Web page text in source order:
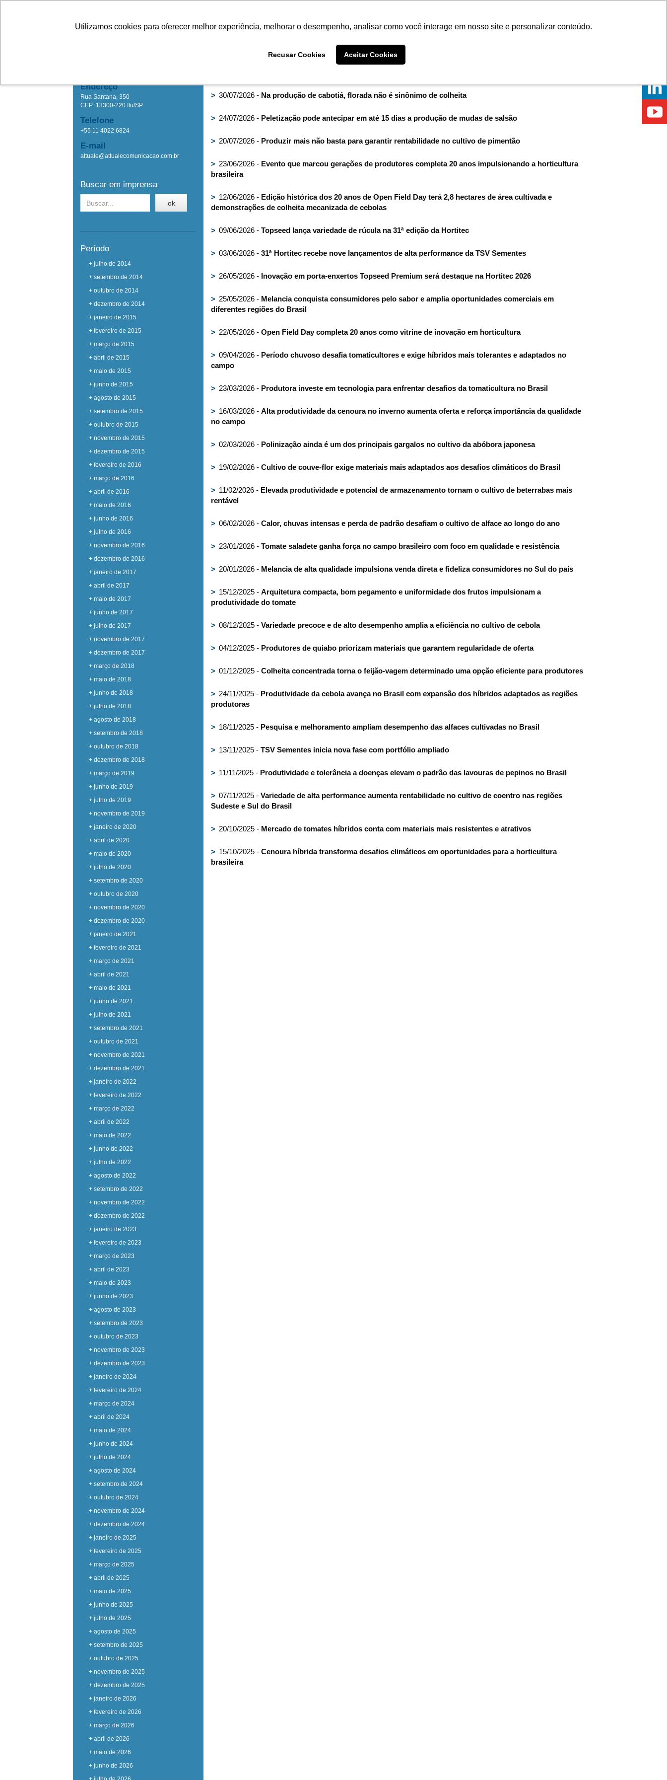
Utilizamos cookies para oferecer melhor experiência, melhorar o desempenho, analisar como você interage em nosso site e personalizar conteúdo.
Recusar Cookies Aceitar Cookies
Endereço
Rua Santana, 350
CEP: 13300-220 Itu/SP
Telefone
+55 11 4022 6824
E-mail
attuale@attualecomunicacao.com.br
Buscar em imprensa
ok
Período
+ julho de 2014
+ setembro de 2014
+ outubro de 2014
+ dezembro de 2014
+ janeiro de 2015
+ fevereiro de 2015
+ março de 2015
+ abril de 2015
+ maio de 2015
+ junho de 2015
+ agosto de 2015
+ setembro de 2015
+ outubro de 2015
+ novembro de 2015
+ dezembro de 2015
+ fevereiro de 2016
+ março de 2016
+ abril de 2016
+ maio de 2016
+ junho de 2016
+ julho de 2016
+ novembro de 2016
+ dezembro de 2016
+ janeiro de 2017
+ abril de 2017
+ maio de 2017
+ junho de 2017
+ julho de 2017
+ novembro de 2017
+ dezembro de 2017
+ março de 2018
+ maio de 2018
+ junho de 2018
+ julho de 2018
+ agosto de 2018
+ setembro de 2018
+ outubro de 2018
+ dezembro de 2018
+ março de 2019
+ junho de 2019
+ julho de 2019
+ novembro de 2019
+ janeiro de 2020
+ abril de 2020
+ maio de 2020
+ julho de 2020
+ setembro de 2020
+ outubro de 2020
+ novembro de 2020
+ dezembro de 2020
+ janeiro de 2021
+ fevereiro de 2021
+ março de 2021
+ abril de 2021
+ maio de 2021
+ junho de 2021
+ julho de 2021
+ setembro de 2021
+ outubro de 2021
+ novembro de 2021
+ dezembro de 2021
+ janeiro de 2022
+ fevereiro de 2022
+ março de 2022
+ abril de 2022
+ maio de 2022
+ junho de 2022
+ julho de 2022
+ agosto de 2022
+ setembro de 2022
+ novembro de 2022
+ dezembro de 2022
+ janeiro de 2023
+ fevereiro de 2023
+ março de 2023
+ abril de 2023
+ maio de 2023
+ junho de 2023
+ agosto de 2023
+ setembro de 2023
+ outubro de 2023
+ novembro de 2023
+ dezembro de 2023
+ janeiro de 2024
+ fevereiro de 2024
+ março de 2024
+ abril de 2024
+ maio de 2024
+ junho de 2024
+ julho de 2024
+ agosto de 2024
+ setembro de 2024
+ outubro de 2024
+ novembro de 2024
+ dezembro de 2024
+ janeiro de 2025
+ fevereiro de 2025
+ março de 2025
+ abril de 2025
+ maio de 2025
+ junho de 2025
+ julho de 2025
+ agosto de 2025
+ setembro de 2025
+ outubro de 2025
+ novembro de 2025
+ dezembro de 2025
+ janeiro de 2026
+ fevereiro de 2026
+ março de 2026
+ abril de 2026
+ maio de 2026
+ junho de 2026
> 30/07/2026 - Na produção de cabotiá, florada não é sinônimo de colheita
> 24/07/2026 - Peletização pode antecipar em até 15 dias a produção de mudas de salsão
> 20/07/2026 - Produzir mais não basta para garantir rentabilidade no cultivo de pimentão
> 23/06/2026 - Evento que marcou gerações de produtores completa 20 anos impulsionando a horticultura
brasileira
> 12/06/2026 - Edição histórica dos 20 anos de Open Field Day terá 2,8 hectares de área cultivada e
demonstrações de colheita mecanizada de cebolas
> 09/06/2026 - Topseed lança variedade de rúcula na 31ª edição da Hortitec
> 03/06/2026 - 31ª Hortitec recebe nove lançamentos de alta performance da TSV Sementes
> 26/05/2026 - Inovação em porta-enxertos Topseed Premium será destaque na Hortitec 2026
> 25/05/2026 - Melancia conquista consumidores pelo sabor e amplia oportunidades comerciais em
diferentes regiões do Brasil
> 22/05/2026 - Open Field Day completa 20 anos como vitrine de inovação em horticultura
> 09/04/2026 - Período chuvoso desafia tomaticultores e exige híbridos mais tolerantes e adaptados no
campo
> 23/03/2026 - Produtora investe em tecnologia para enfrentar desafios da tomaticultura no Brasil
> 16/03/2026 - Alta produtividade da cenoura no inverno aumenta oferta e reforça importância da qualidade
no campo
> 02/03/2026 - Polinização ainda é um dos principais gargalos no cultivo da abóbora japonesa
> 19/02/2026 - Cultivo de couve-flor exige materiais mais adaptados aos desafios climáticos do Brasil
> 11/02/2026 - Elevada produtividade e potencial de armazenamento tornam o cultivo de beterrabas mais
rentável
> 06/02/2026 - Calor, chuvas intensas e perda de padrão desafiam o cultivo de alface ao longo do ano
> 23/01/2026 - Tomate saladete ganha força no campo brasileiro com foco em qualidade e resistência
> 20/01/2026 - Melancia de alta qualidade impulsiona venda direta e fideliza consumidores no Sul do país
> 15/12/2025 - Arquitetura compacta, bom pegamento e uniformidade dos frutos impulsionam a
produtividade do tomate
> 08/12/2025 - Variedade precoce e de alto desempenho amplia a eficiência no cultivo de cebola
> 04/12/2025 - Produtores de quiabo priorizam materiais que garantem regularidade de oferta
> 01/12/2025 - Colheita concentrada torna o feijão-vagem determinado uma opção eficiente para produtores
> 24/11/2025 - Produtividade da cebola avança no Brasil com expansão dos híbridos adaptados as regiões
produtoras
> 18/11/2025 - Pesquisa e melhoramento ampliam desempenho das alfaces cultivadas no Brasil
> 13/11/2025 - TSV Sementes inicia nova fase com portfólio ampliado
> 11/11/2025 - Produtividade e tolerância a doenças elevam o padrão das lavouras de pepinos no Brasil
> 07/11/2025 - Variedade de alta performance aumenta rentabilidade no cultivo de coentro nas regiões
Sudeste e Sul do Brasil
> 20/10/2025 - Mercado de tomates híbridos conta com materiais mais resistentes e atrativos
> 15/10/2025 - Cenoura híbrida transforma desafios climáticos em oportunidades para a horticultura
brasileira